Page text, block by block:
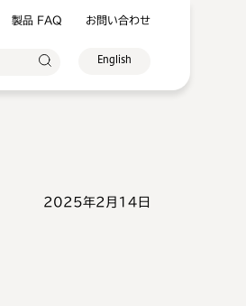
製品 FAQ お問い合わせ
English
2025年2月14日